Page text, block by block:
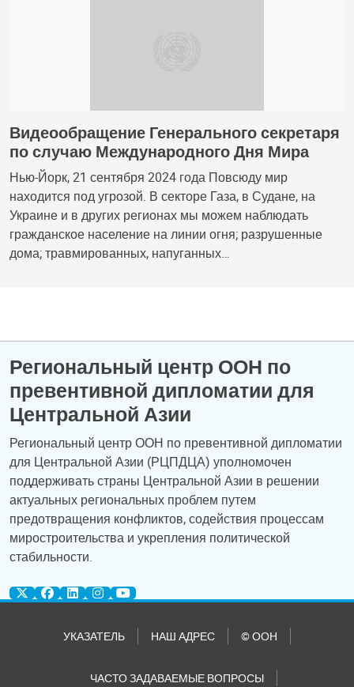
Видеообращение Генерального секретаря
по случаю Международного Дня Мира
Нью-Йорк, 21 сентября 2024 года Повсюду мир
находится под угрозой. В секторе Газа, в Судане, на
Украине и в других регионах мы можем наблюдать
гражданское население на линии огня; разрушенные
дома; травмированных, напуганных…
Региональный центр ООН по
превентивной дипломатии для
Центральной Азии
Региональный центр ООН по превентивной дипломатии
для Центральной Азии (РЦПДЦА) уполномочен
поддерживать страны Центральной Азии в решении
актуальных региональных проблем путем
предотвращения конфликтов, содействия процессам
миростроительства и укрепления политической
стабильности.
УКАЗАТЕЛЬ НАШ АДРЕС © ООН
ЧАСТО ЗАДАВАЕМЫЕ ВОПРОСЫ